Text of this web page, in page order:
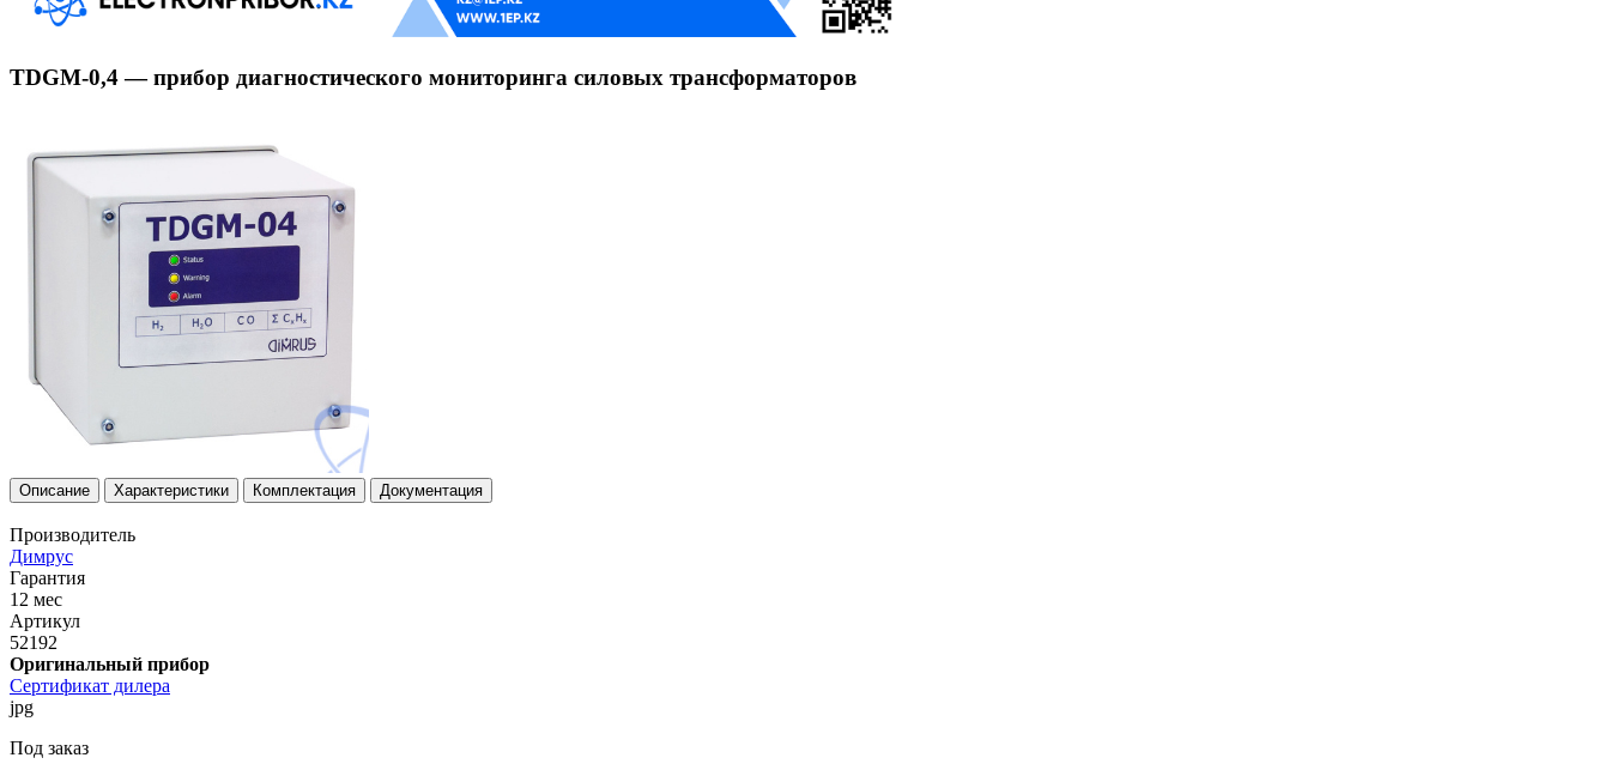
TDGM-0,4 — прибор диагностического мониторинга силовых трансформаторов
Описание Характеристики Комплектация Документация
Производитель
Димрус
Гарантия
12 мес
Артикул
52192
Оригинальный прибор
Сертификат дилера
jpg
Под заказ